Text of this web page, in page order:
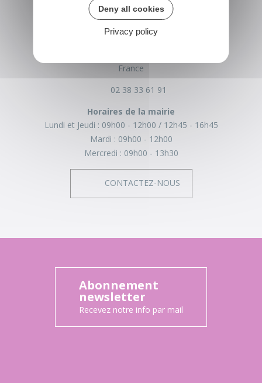
BROMEILLES
France
02 38 33 61 91
Horaires de la mairie
Lundi et Jeudi : 09h00 - 12h00
12h45 - 16h45
Mardi : 09h00 - 12h00
Mercredi : 09h00 - 13h30
CONTACTEZ-NOUS
Abonnement
newsletter
Recevez notre info par mail
Deny all cookies
Privacy policy